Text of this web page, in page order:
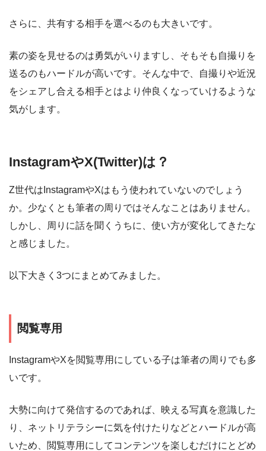
さらに、共有する相手を選べるのも大きいです。
素の姿を見せるのは勇気がいりますし、そもそも自撮りを
送るのもハードルが高いです。そんな中で、自撮りや近況
をシェアし合える相手とはより仲良くなっていけるような
気がします。
InstagramやX(Twitter)は？
Z世代はInstagramやXはもう使われていないのでしょう
か。少なくとも筆者の周りではそんなことはありません。
しかし、周りに話を聞くうちに、使い方が変化してきたな
と感じました。
以下大きく3つにまとめてみました。
閲覧専用
InstagramやXを閲覧専用にしている子は筆者の周りでも多
いです。
大勢に向けて発信するのであれば、映える写真を意識した
り、ネットリテラシーに気を付けたりなどとハードルが高
いため、閲覧専用にしてコンテンツを楽しむだけにとどめ